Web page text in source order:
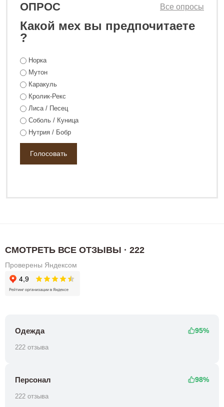
58 800 ₽ 69 800 ₽
ОПРОС
Какой мех вы предпочитаете
?
Все опросы
Норка
Мутон
Каракуль
Кролик-Рекс
Лиса / Песец
Соболь / Куница
Нутрия / Бобр
СМОТРЕТЬ ВСЕ ОТЗЫВЫ · 222
Проверены Яндексом
Одежда 95%
222 отзыва
Персонал 98%
222 отзыва